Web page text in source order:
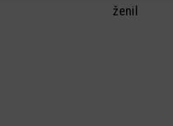
ženil